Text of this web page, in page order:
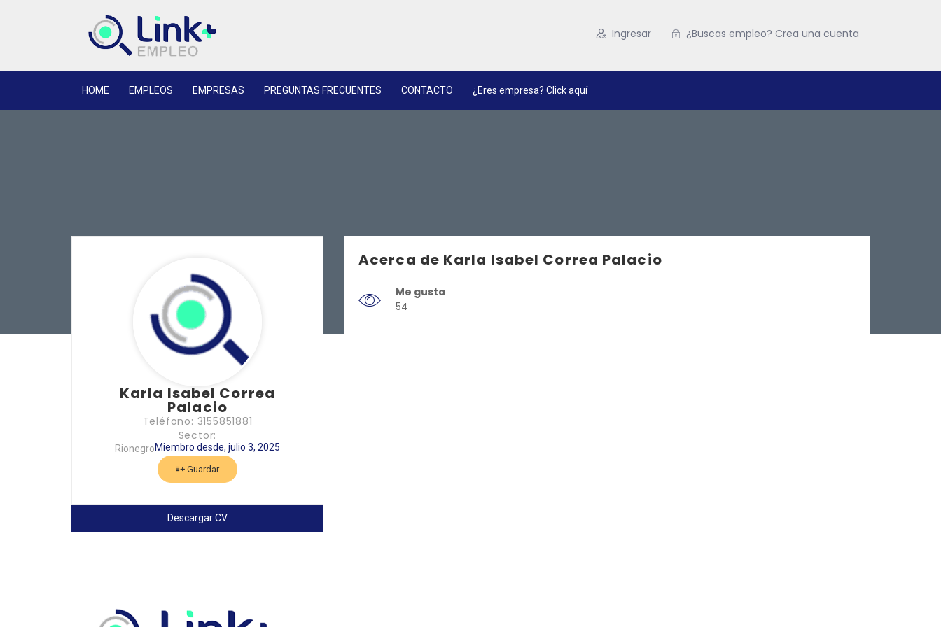
Ingresar ¿Buscas empleo? Crea una cuenta
HOME EMPLEOS EMPRESAS PREGUNTAS FRECUENTES CONTACTO ¿Eres empresa? Click aquí
Karla Isabel Correa
Palacio
Teléfono: 3155851881
Sector:
RionegroMiembro desde, julio 3, 2025
Guardar
Descargar CV
Acerca de Karla Isabel Correa Palacio
Me gusta
54